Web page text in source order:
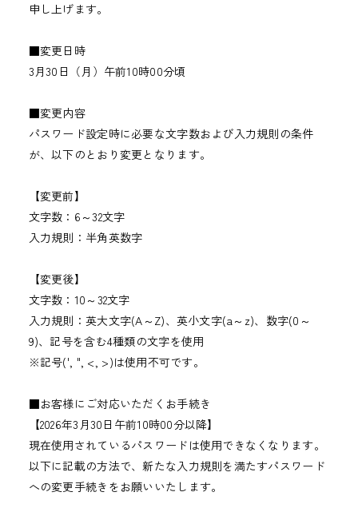
申し上げます。
■変更日時
3月30日（月）午前10時00分頃
■変更内容
パスワード設定時に必要な文字数および入力規則の条件
が、以下のとおり変更となります。
【変更前】
文字数：6～32文字
入力規則：半角英数字
【変更後】
文字数：10～32文字
入力規則：英大文字(A～Z)、英小文字(a～z)、数字(0～
9)、記号を含む4種類の文字を使用
※記号(', ", <, >)は使用不可です。
■お客様にご対応いただくお手続き
【2026年3月30日午前10時00分以降】
現在使用されているパスワードは使用できなくなります。
以下に記載の方法で、新たな入力規則を満たすパスワード
への変更手続きをお願いいたします。